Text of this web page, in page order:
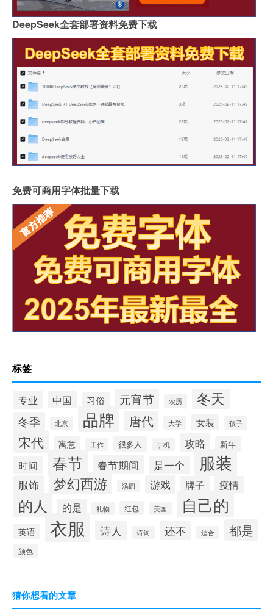
DeepSeek全套部署资料免费下载
免费可商用字体批量下载
标签
专业 中国 习俗 元宵节 农历 冬天
冬季 北京 品牌 唐代 大学 女装 孩子
宋代 寓意 工作 很多人 手机 攻略 新年
时间 春节 春节期间 是一个 服装
服饰 梦幻西游 汤圆 游戏 牌子 疫情
的人 的是 礼物 红包 美国 自己的
英语 衣服 诗人 诗词 还不 适合 都是
颜色
猜你想看的文章